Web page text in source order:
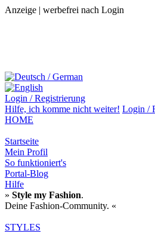
Anzeige | werbefrei nach Login
Login / Registrierung
Hilfe, ich komme nicht weiter! Login /
HOME
Startseite
Mein Profil
So funktioniert's
Portal-Blog
Hilfe
» Style my Fashion.
Deine Fashion-Community. «
STYLES